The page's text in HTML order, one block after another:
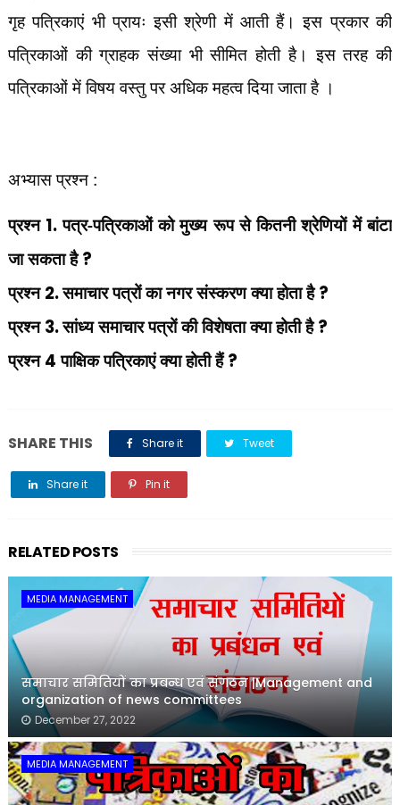
गृह पत्रिकाएं भी प्रायः इसी श्रेणी में आती हैं। इस प्रकार की
पत्रिकाओं की ग्राहक संख्या भी सीमित होती है। इस तरह की
पत्रिकाओं में विषय वस्तु पर अधिक महत्व दिया जाता है ।
अभ्यास प्रश्न :
प्रश्न 1.पत्र-पत्रिकाओं को मुख्य रूप से कितनी श्रेणियों में बांटा
जा सकता है?
प्रश्न 2.समाचार पत्रों का नगर संस्करण क्या होता है?
प्रश्न 3.सांध्य समाचार पत्रों की विशेषता क्या होती है?
प्रश्न 4 पाक्षिक पत्रिकाएं क्या होती हैं?
SHARE THIS Share it Tweet
Share it Pin it
RELATED POSTS
MEDIA MANAGEMENT
समाचार समितियों का प्रबन्ध एवं संगठन |Management and
organization of news committees
December 27, 2022
MEDIA MANAGEMENT